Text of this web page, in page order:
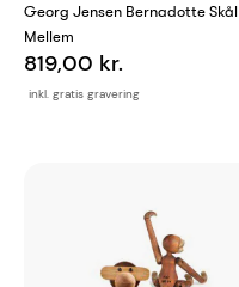
Georg Jensen Bernadotte Skål
Mellem
inkl. gratis gravering
819,00 kr.